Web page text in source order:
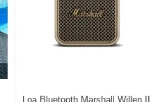
Loa Bluetooth Marshall Willen II